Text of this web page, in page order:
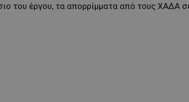
του έργου, τα απορρίμματα από τους ΧΑΔΑ